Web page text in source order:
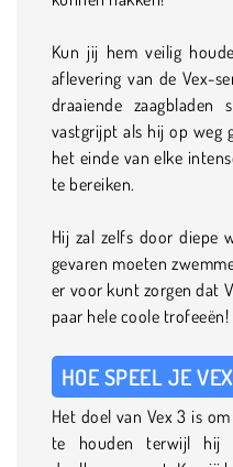
Kun jij hem veilig
aflevering van de Vex-
draaiende
vastgrijpt als hij op weg
het einde van elke
te bereiken.
Hij zal zelfs door diepe
gevaren moeten
er voor kunt zorgen dat
paar hele coole trofeeën!
HOE SPEEL JE
Het doel van Vex 3 is
te houden terwijl hij